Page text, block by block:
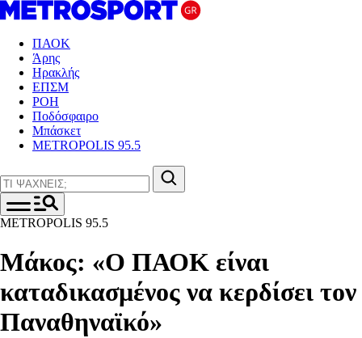
ΠΑΟΚ
Άρης
Ηρακλής
ΕΠΣΜ
ΡΟΗ
Ποδόσφαιρο
Μπάσκετ
METROPOLIS 95.5
METROPOLIS 95.5
Μάκος: «Ο ΠΑΟΚ είναι
καταδικασμένος να κερδίσει τον
Παναθηναϊκό»